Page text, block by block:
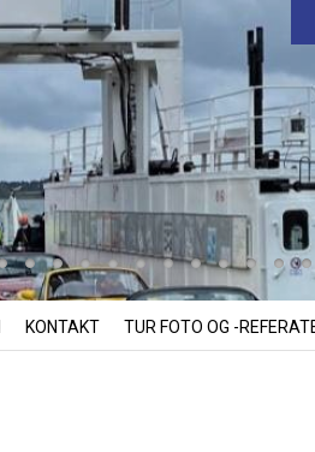
KONTAKT TUR FOTO OG -